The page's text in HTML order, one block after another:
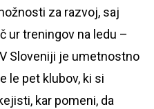
za razvoj, saj
ur treningov na ledu –
Sloveniji je umetnostno
le pet klubov, ki si
kar pomeni, da